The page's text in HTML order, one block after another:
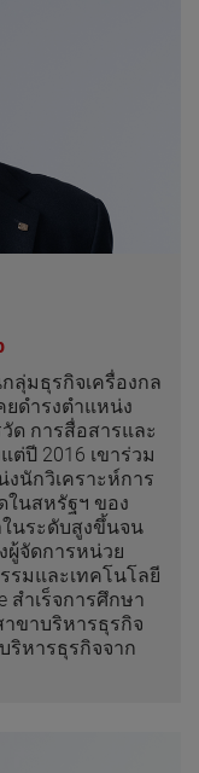
ลุ่มธุรกิจเครื่องกล
ยดำรงตำแหน่ง
ด การสื่อสารและ
ต่ปี 2016 เขาร่วม
งนักวิเคราะห์การ
ในสหรัฐฯ ของ
ในระดับสูงขึ้นจน
ผู้จัดการหน่วย
มและเทคโนโลยี
สำเร็จการศึกษา
ขาบริหารธุรกิจ
หารธุรกิจจาก